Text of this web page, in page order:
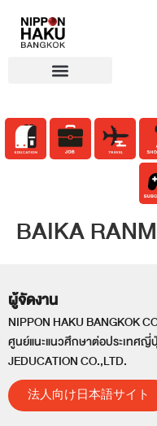
BAIKA
ผู้จัดงาน
NIPPON HAKU BANGKOK
ศูนย์แนะแนวศึกษาต่อประเทศญี่
JEDUCATION CO.,LTD.
法人向け日本語サイト